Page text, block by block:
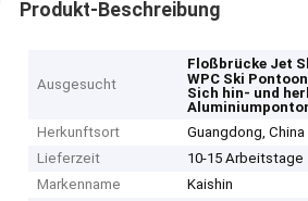
Produkt-Beschreibung
Ausgesucht
Floßbrücke Jet
WPC Ski
Sich hin- und
Herkunftsort
Guangdong, China
Lieferzeit
10-15 Arbeitstage
Markenname
Kaishin